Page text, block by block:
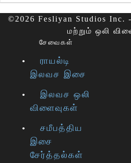
©2026 Fesliyan Studios
மற்றும் ஒலி
சேவைகள்
ராயல்டி
இலவச இசை
இலவச ஒலி
விளைவுகள்
சமீபத்திய
இசை
சேர்த்தல்கள்